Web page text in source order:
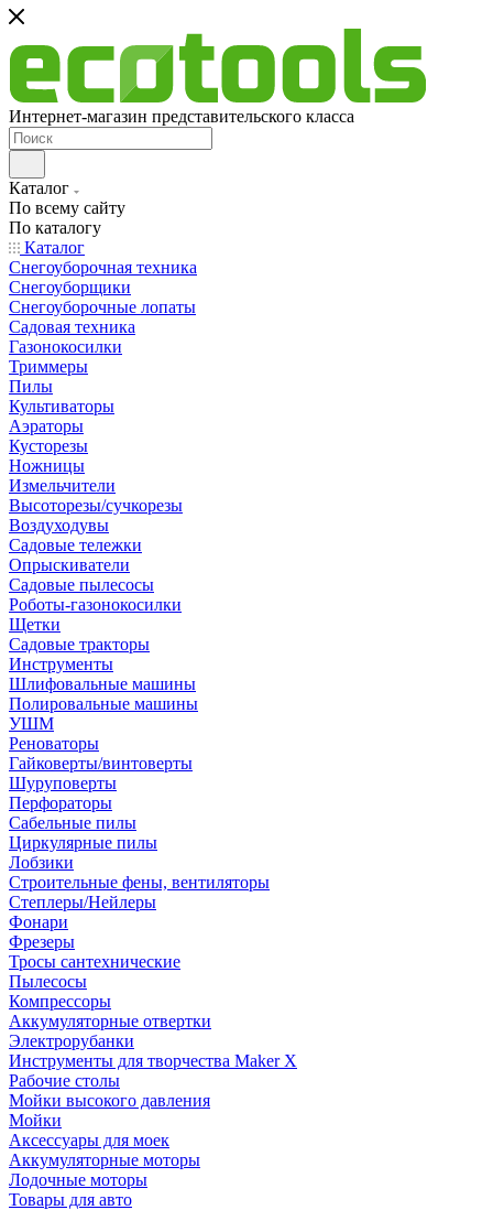
Интернет-магазин представительского класса
Каталог
По всему сайту
По каталогу
Каталог
Снегоуборочная техника
Снегоуборщики
Снегоуборочные лопаты
Садовая техника
Газонокосилки
Триммеры
Пилы
Культиваторы
Аэраторы
Кусторезы
Ножницы
Измельчители
Высоторезы/сучкорезы
Воздуходувы
Садовые тележки
Опрыскиватели
Садовые пылесосы
Роботы-газонокосилки
Щетки
Садовые тракторы
Инструменты
Шлифовальные машины
Полировальные машины
УШМ
Реноваторы
Гайковерты/винтоверты
Шуруповерты
Перфораторы
Сабельные пилы
Циркулярные пилы
Лобзики
Строительные фены, вентиляторы
Степлеры/Нейлеры
Фонари
Фрезеры
Тросы сантехнические
Пылесосы
Компрессоры
Аккумуляторные отвертки
Электрорубанки
Инструменты для творчества Maker X
Рабочие столы
Мойки высокого давления
Мойки
Аксессуары для моек
Аккумуляторные моторы
Лодочные моторы
Товары для авто